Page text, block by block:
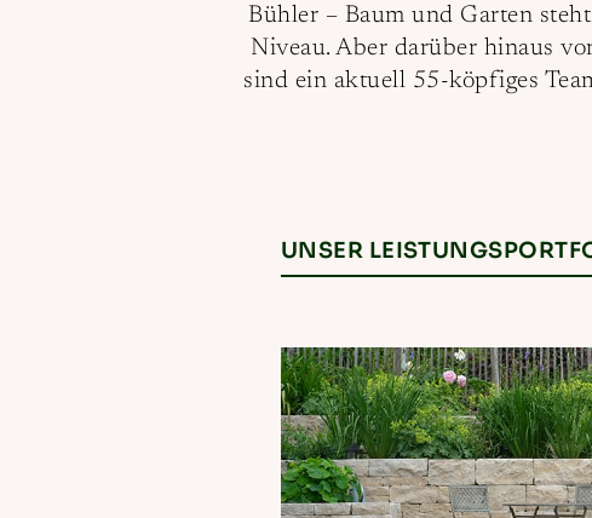
Bühler – Baum und Garten
Niveau. Aber darüber hinaus
sind ein aktuell 55-köpfiges
UNSER